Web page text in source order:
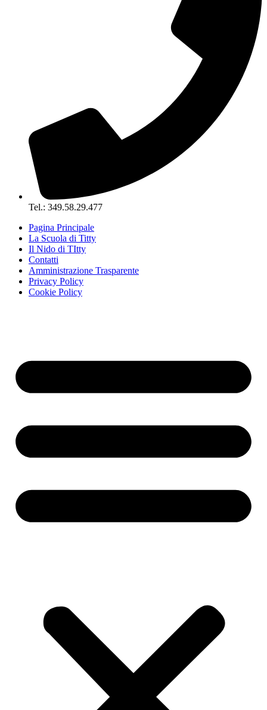
Tel.: 349.58.29.477
Pagina Principale
La Scuola di Titty
Il Nido di TItty
Contatti
Amministrazione Trasparente
Privacy Policy
Cookie Policy